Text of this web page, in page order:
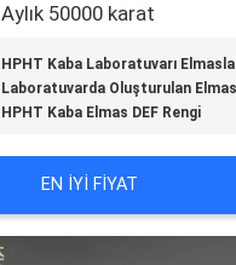
Aylık 50000 karat
HPHT Kaba Laboratuvarı
Laboratuvarda Oluşturulan
HPHT Kaba Elmas DEF Rengi
EN IYI FIYAT